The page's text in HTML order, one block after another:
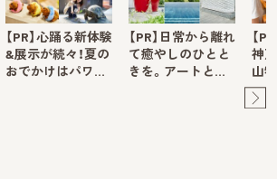
【PR】心踊る新体験
&展示が続々！夏の
おでかけはパワ…
【PR】日常から離れ
て癒やしのひとと
きを。アートと…
【
神
山